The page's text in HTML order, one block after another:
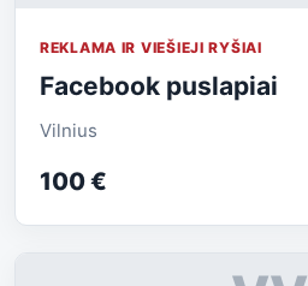
REKLAMA IR VIEŠIEJI RYŠIAI
Facebook puslapiai
Vilnius
100 €